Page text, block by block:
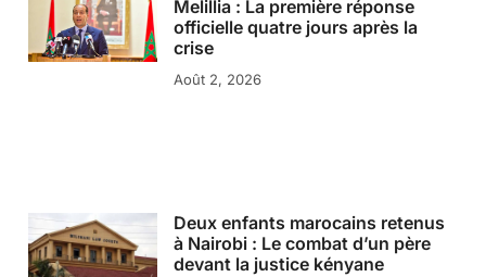
Melillia : La première réponse
officielle quatre jours après la
crise
Août 2, 2026
Deux enfants marocains retenus
à Nairobi : Le combat d’un père
devant la justice kényane